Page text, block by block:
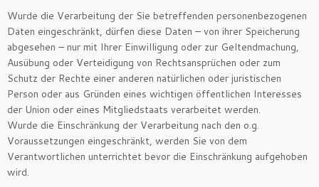
Wurde die Verarbeitung der Sie betreffenden personenbezogenen
Daten eingeschränkt, dürfen diese Daten – von ihrer Speicherung
abgesehen – nur mit Ihrer Einwilligung oder zur Geltendmachung,
Ausübung oder Verteidigung von Rechtsansprüchen oder zum
Schutz der Rechte einer anderen natürlichen oder juristischen
Person oder aus Gründen eines wichtigen öffentlichen Interesses
der Union oder eines Mitgliedstaats verarbeitet werden.
Wurde die Einschränkung der Verarbeitung nach den o.g.
Voraussetzungen eingeschränkt, werden Sie von dem
Verantwortlichen unterrichtet bevor die Einschränkung aufgehoben
wird.